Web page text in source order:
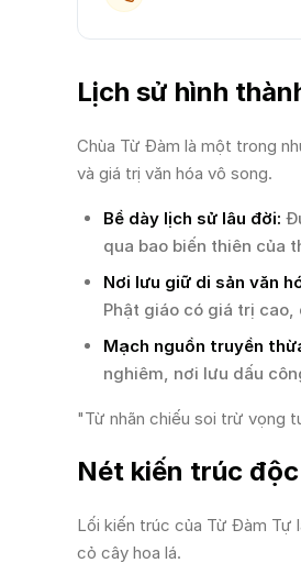
Lịch sử hình
Chùa Từ Đàm là một trong
và giá trị văn hóa vô song.
Bề dày lịch sử lâu đời:
qua bao biến thiên của
Nơi lưu giữ di sản văn
Phật giáo có giá trị cao,
Mạch nguồn truyền
nghiêm, nơi lưu dấu
"Từ nhãn chiếu soi trừ vọng
Nét kiến trúc
Lối kiến trúc của Từ Đàm Tự
cỏ cây hoa lá.